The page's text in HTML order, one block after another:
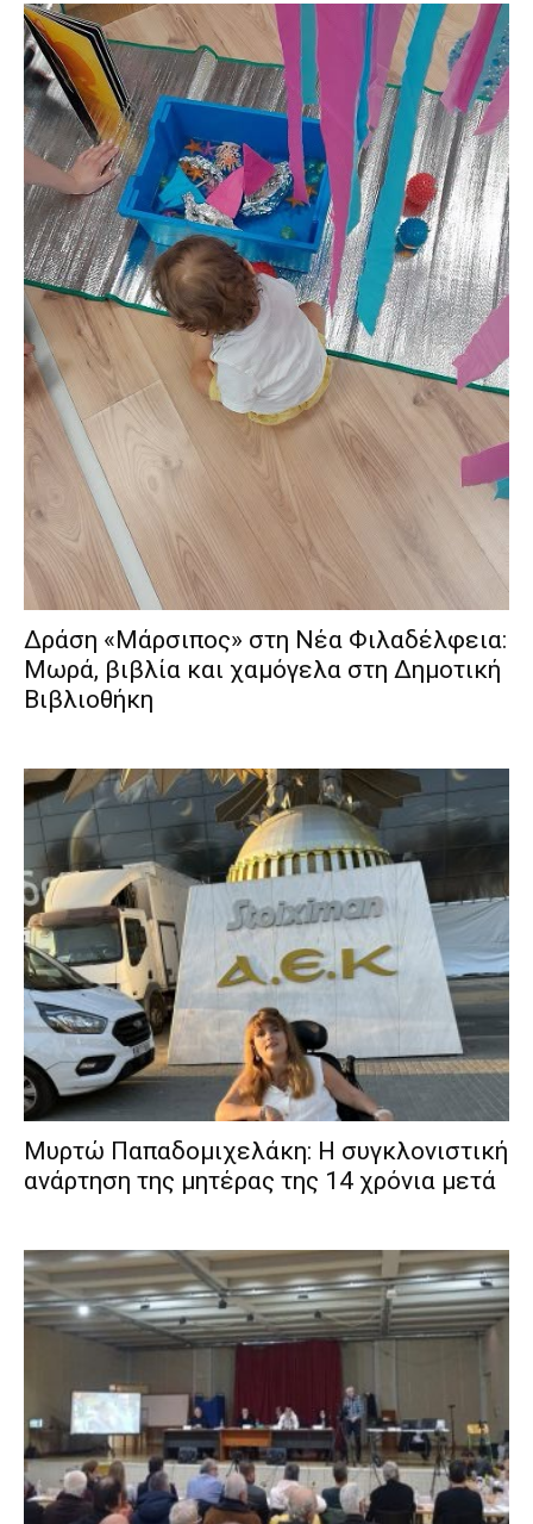
Δράση «Μάρσιπος» στη Νέα Φιλαδέλφεια:
Μωρά, βιβλία και χαμόγελα στη Δημοτική
Βιβλιοθήκη
Μυρτώ Παπαδομιχελάκη: Η συγκλονιστική
ανάρτηση της μητέρας της 14 χρόνια μετά